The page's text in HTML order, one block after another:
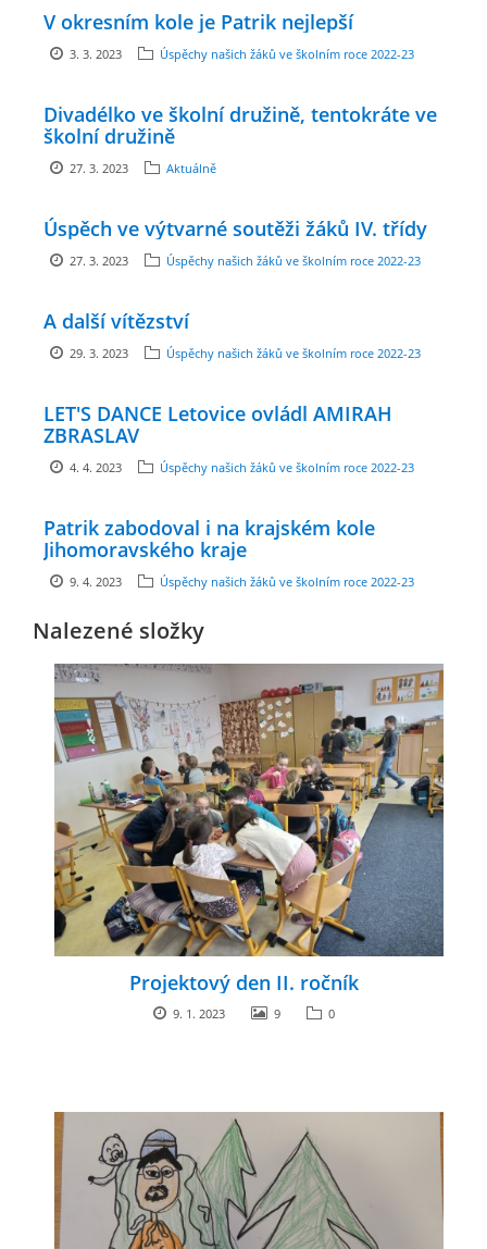
organizace, IČ: 70994099
Zbraslav
606 946 586, datová schránka: 2hgmui6
© 2026 eStránky.cz
V okresním kole je Patrik nejlepší
3. 3. 2023 Úspěchy našich žáků ve školním roce 2022-23
Divadélko ve školní družině, tentokráte ve
školní družině
27. 3. 2023 Aktuálně
Úspěch ve výtvarné soutěži žáků IV. třídy
27. 3. 2023 Úspěchy našich žáků ve školním roce 2022-23
A další vítězství
29. 3. 2023 Úspěchy našich žáků ve školním roce 2022-23
LET'S DANCE Letovice ovládl AMIRAH
ZBRASLAV
4. 4. 2023 Úspěchy našich žáků ve školním roce 2022-23
Patrik zabodoval i na krajském kole
Jihomoravského kraje
9. 4. 2023 Úspěchy našich žáků ve školním roce 2022-23
Nalezené složky
Projektový den II. ročník
9. 1. 2023 9 0